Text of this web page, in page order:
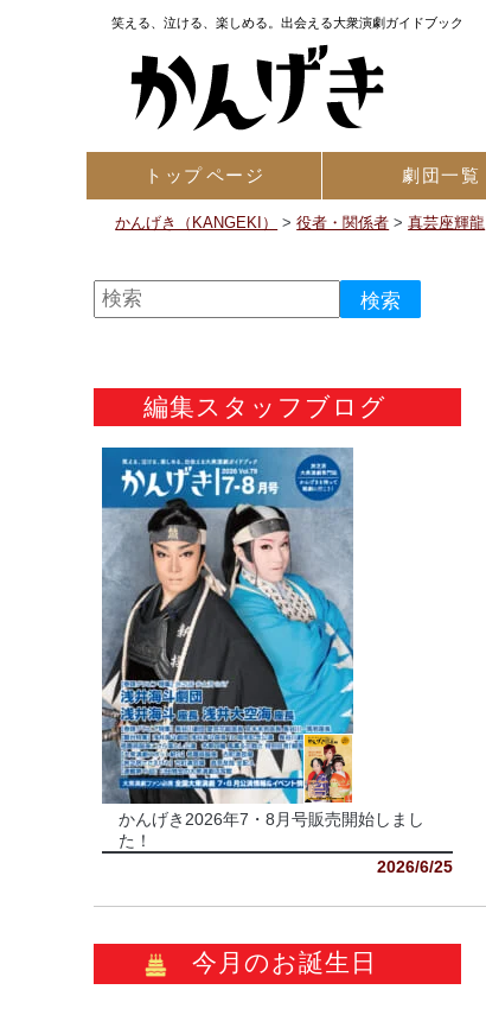
笑える、泣ける、楽しめる。出会える大衆演劇ガイドブック
トップページ 劇団一覧
かんげき（KANGEKI） >役者・関係者 >真芸座輝龍
編集スタッフブログ
かんげき2026年7・8月号販売開始しまし
た！
2026/6/25
今月のお誕生日